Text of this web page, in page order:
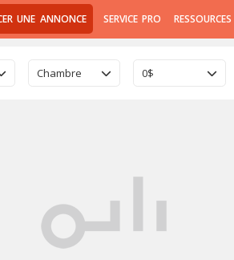
UNE ANNONCE SERVICE PRO RESSOURCES
Chambre 0$